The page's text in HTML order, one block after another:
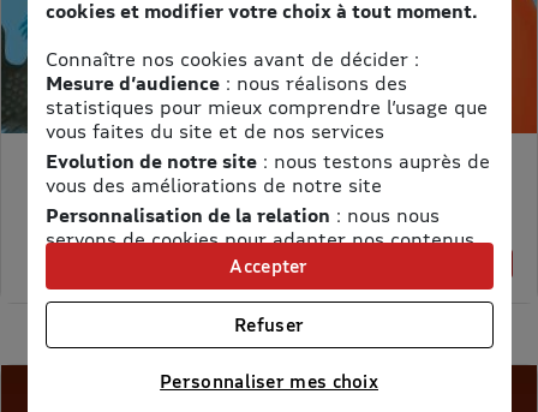
MON PETIT SCIENCE ET VIE AVEC NANO
Meilleur prix :
cookies et modifier votre choix à tout moment.
Connaître nos cookies avant de décider :
Mesure d’audience: nous réalisons des
statistiques pour mieux comprendre l’usage que
vous faites du site et de nos services
Evolution de notre site: nous testons auprès de
vous des améliorations de notre site
Personnalisation de la relation : nous nous
servons de cookies pour adapter nos contenus
et personnaliser nos offres
Univers publicitaire: nous utilisons avec nos
partenaires des cookies pour afficher des
publicités personnalisées
Connaître notre politique cookies et la liste de nos
Personnaliser mes choix
Refuser
Accepter